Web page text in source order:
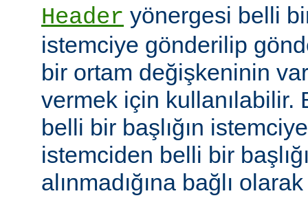
Header yönergesi belli bir
istemciye gönderilip
bir ortam değişkeninin
vermek için kullanılabilir.
belli bir başlığın
istemciden belli bir
alınmadığına bağlı